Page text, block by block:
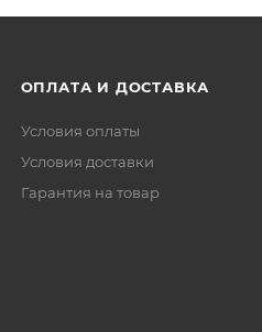
ОПЛАТА И ДОСТАВКА
Условия оплаты
Условия доставки
Гарантия на товар